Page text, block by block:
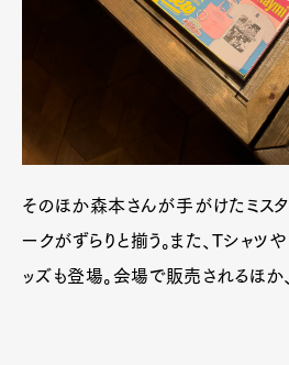
そのほか森本さんが手がけたミスタ
ークがずらりと揃う。また、Tシャツ
ッズも登場。会場で販売されるほか